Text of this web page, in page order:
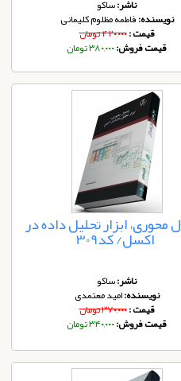
ناشر:ساکو
نویسنده:فاطمه مظلوم کلیمانی
قیمت :۴۲۰,۰۰۰ تومان
قیمت فروش:۳۸۰,۰۰۰ تومان
ابزار تحلیل داده در
اکسل/ کد309
ناشر:ساکو
نویسنده:امید معتمدی
قیمت :۳۷۰,۰۰۰ تومان
قیمت فروش:۳۴۰,۰۰۰ تومان